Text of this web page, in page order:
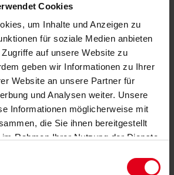
Cookies
um Inhalte und Anzeigen zu
für soziale Medien anbieten
auf unsere Website zu
geben wir Informationen zu Ihrer
Website an unsere Partner für
und Analysen weiter. Unsere
Informationen möglicherweise mit
die Sie ihnen bereitgestellt
Rahmen Ihrer Nutzung der Dienste